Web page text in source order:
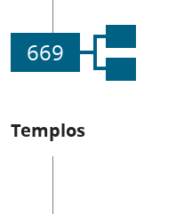
669
Templos